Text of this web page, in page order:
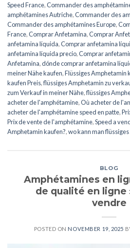
Speed ​​France,Commander des
amphétamines Autriche,Commander des
Commander des amphétamines Europe,
France,Comprar Anfetamina,Comprar
anfetamina líquida,Comprar anfetamina
anfetamina líquida precio,Comprar
Anfetamina,dónde comprar anfetamina
meiner Nähe kaufen,Flüssiges Amphetamin
kaufen Preis,flüssiges Amphetamin zu
zum Verkauf in meiner Nähe,flüssiges
acheter de l'amphétamine,Où acheter de
acheter de l'amphétamine speed en patte,
Prix de vente de l'amphétamine,Speed a
Amphetamin kaufen?,wo kann man
BLOG
Amphétamines en
de qualité en ligne
vendre
POSTED ON NOVEMBER 19, 2025